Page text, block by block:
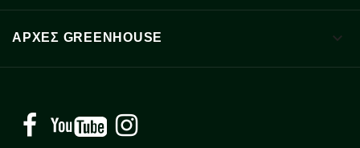
ΑΡΧΈΣ GREENHOUSE 
Facebook YouTube